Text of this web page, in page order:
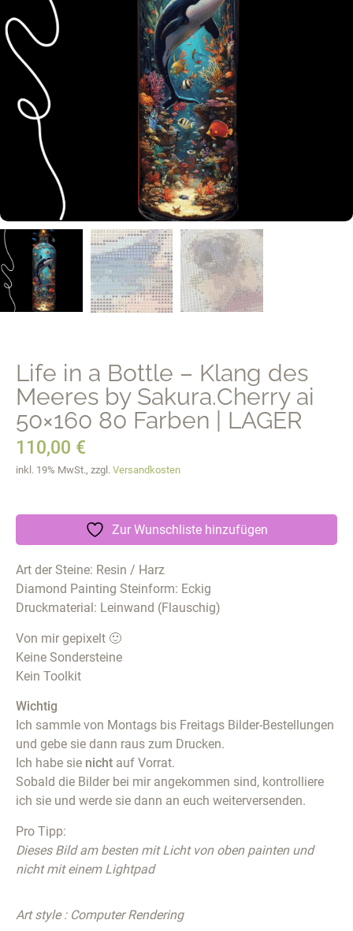
Life in a Bottle – Klang des
Meeres by Sakura.Cherry ai
50×160 80 Farben | LAGER
110,00 €
inkl. 19% MwSt., zzgl. Versandkosten
Zur Wunschliste hinzufügen
Art der Steine: Resin / Harz
Diamond Painting Steinform: Eckig
Druckmaterial: Leinwand (Flauschig)
Von mir gepixelt 🙂
Keine Sondersteine
Kein Toolkit
Wichtig
Ich sammle von Montags bis Freitags Bilder-Bestellungen
und gebe sie dann raus zum Drucken.
Ich habe sie nicht auf Vorrat.
Sobald die Bilder bei mir angekommen sind, kontrolliere
ich sie und werde sie dann an euch weiterversenden.
Pro Tipp:
Dieses Bild am besten mit Licht von oben painten und
nicht mit einem Lightpad
Art style : Computer Rendering